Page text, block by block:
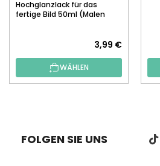
Hochglanzlack für das
fertige Bild 50ml (Malen
3,99 €
WÄHLEN
FOLGEN SIE UNS